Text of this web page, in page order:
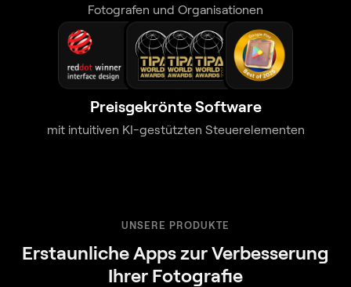
Fotografen und Organisationen
Preisgekrönte Software
mit intuitiven KI-gestützten Steuerelementen
UNSERE PRODUKTE
Erstaunliche Apps zur Verbesserung
Ihrer Fotografie